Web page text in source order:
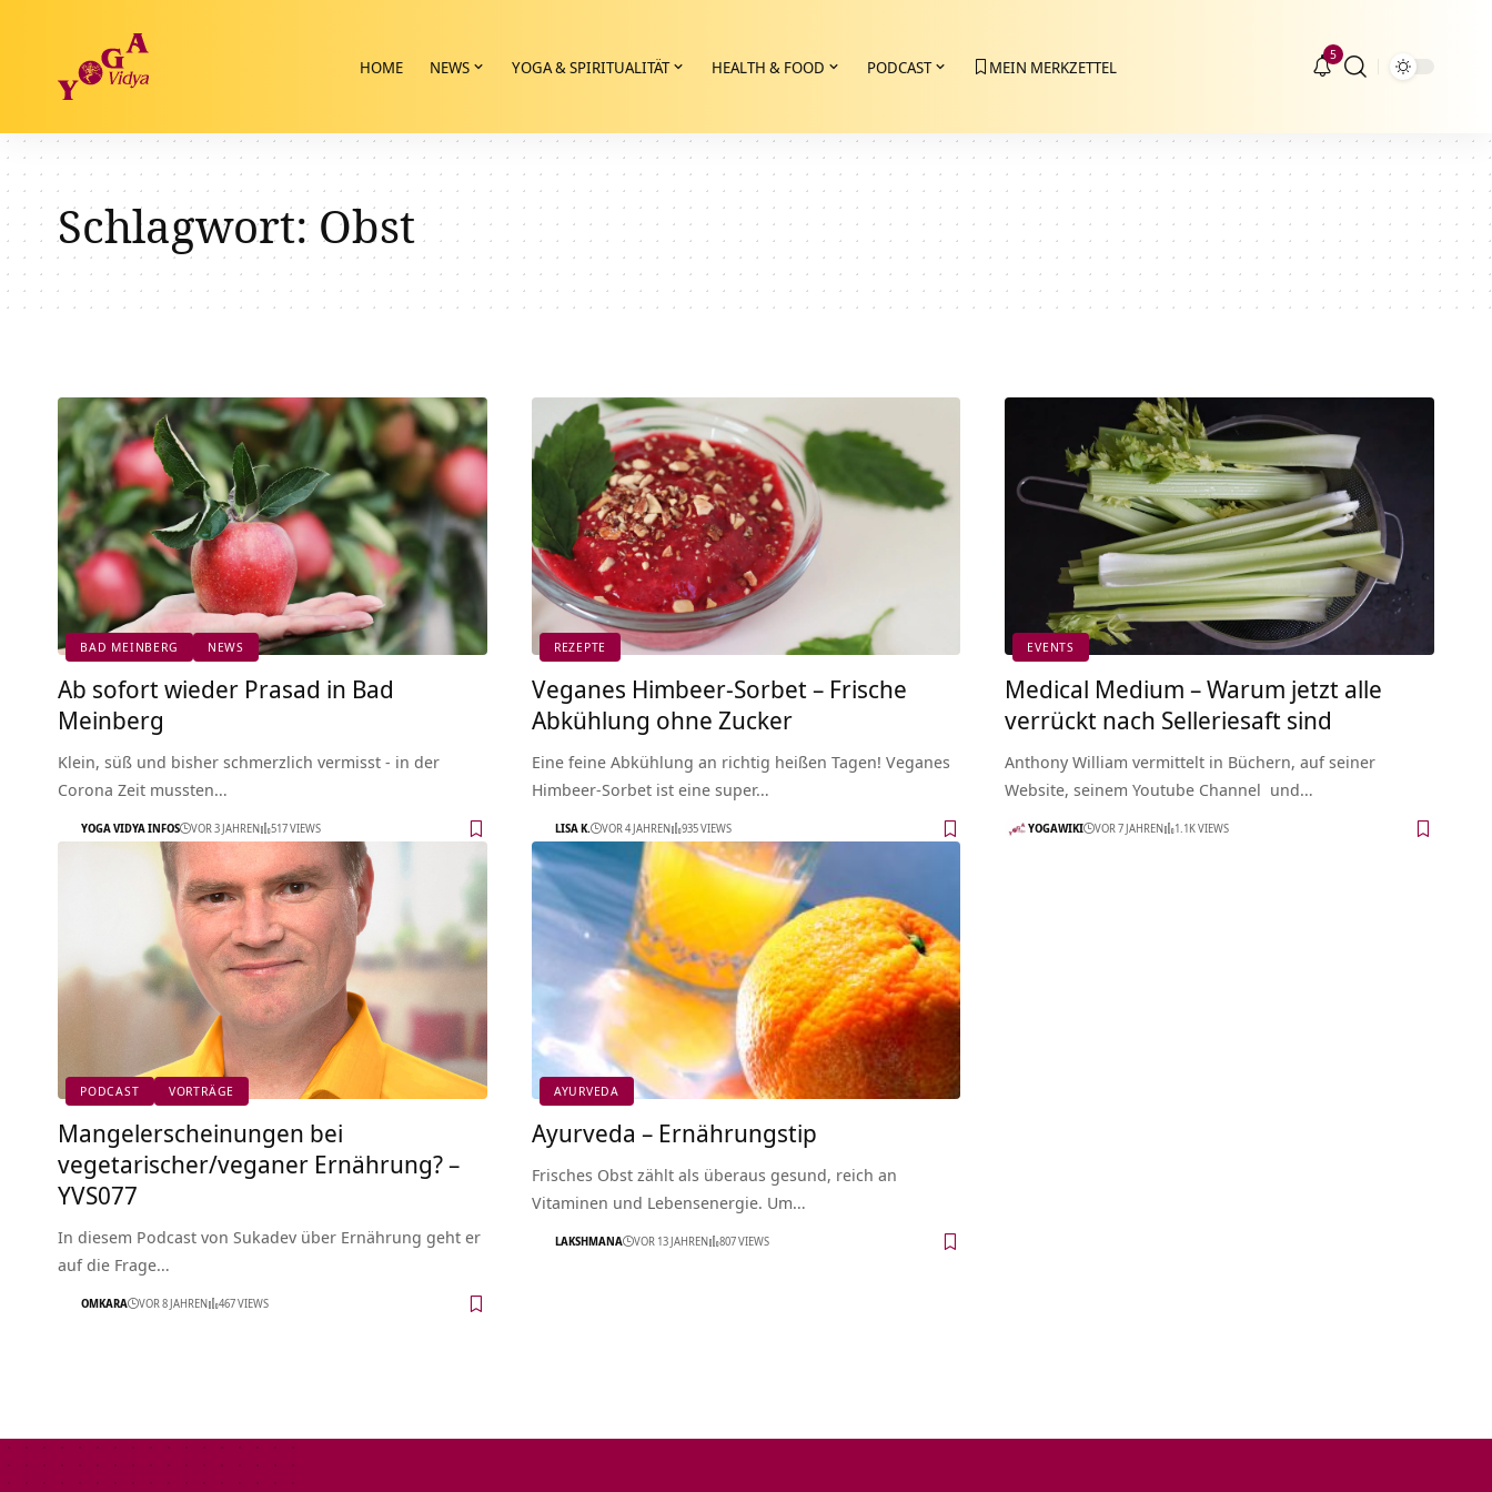
HOME NEWS YOGA & SPIRITUALITÄT HEALTH & FOOD PODCAST MEIN MERKZETTEL
5
Schlagwort: Obst
BAD MEINBERG NEWS
Ab sofort wieder Prasad in Bad
Meinberg
Klein, süß und bisher schmerzlich vermisst - in der
Corona Zeit mussten…
YOGA VIDYA INFOS VOR 3 JAHREN 517 VIEWS
REZEPTE
Veganes Himbeer-Sorbet – Frische
Abkühlung ohne Zucker
Eine feine Abkühlung an richtig heißen Tagen! Veganes
Himbeer-Sorbet ist eine super…
LISA K. VOR 4 JAHREN 935 VIEWS
EVENTS
Medical Medium – Warum jetzt alle
verrückt nach Selleriesaft sind
Anthony William vermittelt in Büchern, auf seiner
Website, seinem Youtube Channel und…
YOGAWIKI VOR 7 JAHREN 1.1K VIEWS
PODCAST VORTRÄGE
Mangelerscheinungen bei
vegetarischer/veganer Ernährung? –
YVS077
In diesem Podcast von Sukadev über Ernährung geht er
auf die Frage…
OMKARA VOR 8 JAHREN 467 VIEWS
AYURVEDA
Ayurveda – Ernährungstip
Frisches Obst zählt als überaus gesund, reich an
Vitaminen und Lebensenergie. Um…
LAKSHMANA VOR 13 JAHREN 807 VIEWS